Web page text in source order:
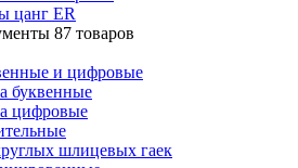
цанг ER
87 товаров
и цифровые
буквенные
цифровые
шлицевых гаек